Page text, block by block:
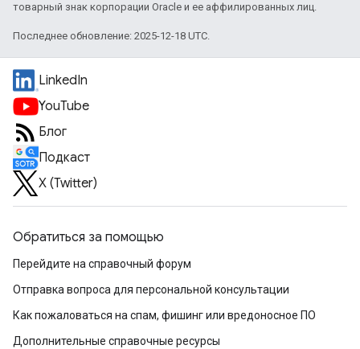
товарный знак корпорации Oracle и ее аффилированных лиц.
Последнее обновление: 2025-12-18 UTC.
LinkedIn
YouTube
Блог
Подкаст
X (Twitter)
Обратиться за помощью
Перейдите на справочный форум
Отправка вопроса для персональной консультации
Как пожаловаться на спам, фишинг или вредоносное ПО
Дополнительные справочные ресурсы